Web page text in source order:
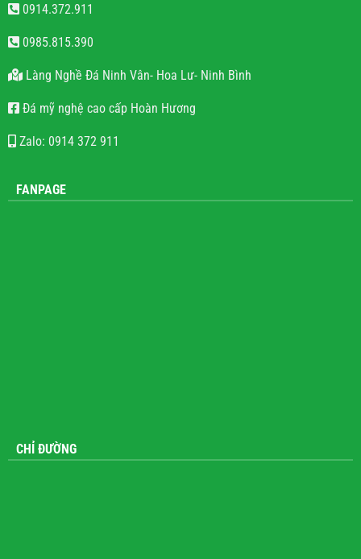
0914.372.911
0985.815.390
Làng Nghề Đá Ninh Vân- Hoa Lư- Ninh Bình
Đá mỹ nghệ cao cấp Hoàn Hương
Zalo: 0914 372 911
FANPAGE
CHỈ ĐƯỜNG